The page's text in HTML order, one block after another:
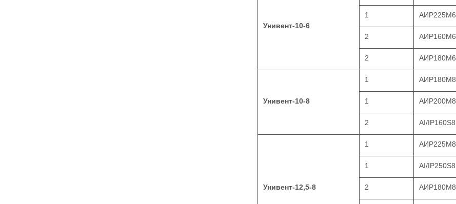
Унивент-10-6
1 АИР225М6
2 АИР160М6
2 АИР180М6
Унивент-10-8
1 АИР180М8
1 АИР200М8
2 AI/IP160S8
Унивент-12,5-8
1 АИР225М8
1 AI/IP250S8
2 АИР180М8